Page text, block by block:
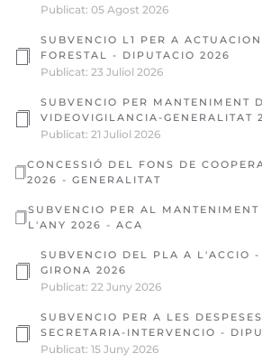
Publicat: 05 Agost 2026
SUBVENCIO L1 PER A
FORESTAL - DIPUTACIO 2026
Publicat: 23 Juliol 2026
SUBVENCIO PER MANTENIMENT
VIDEOVIGILANCIA-GENERALITAT
Publicat: 21 Juliol 2026
CONCESSIÓ DEL FONS DE
2026 - GENERALITAT
SUBVENCIO PER AL MANTENIMENT
L'ANY 2026 - ACA
SUBVENCIO DEL PLA A L'ACCIO
GIRONA 2026
Publicat: 22 Juny 2026
SUBVENCIO PER A LES
SECRETARIA-INTERVENCIO -
Publicat: 15 Juny 2026